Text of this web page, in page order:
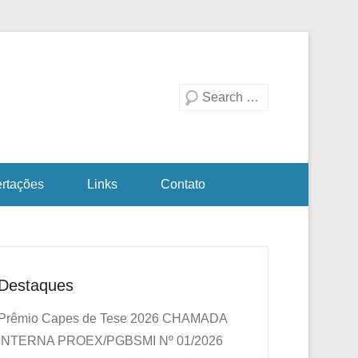
Investigativa
Pesquisa
Links Contato
Prêmio Capes de Tese 2026 CHAMADA
INTERNA PROEX/PGBSMI Nº 01/2026